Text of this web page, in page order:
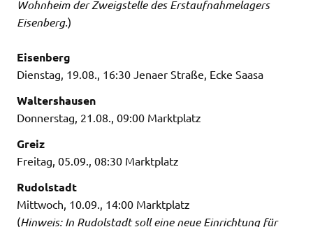
Wohnheim der Zweigstelle des Erstaufnahmelagers
Eisenberg.)
Eisenberg
Dienstag, 19.08., 16:30 Jenaer Straße, Ecke Saasa
Waltershausen
Donnerstag, 21.08., 09:00 Marktplatz
Greiz
Freitag, 05.09., 08:30 Marktplatz
Rudolstadt
Mittwoch, 10.09., 14:00 Marktplatz
(Hinweis: In Rudolstadt soll eine neue Einrichtung für